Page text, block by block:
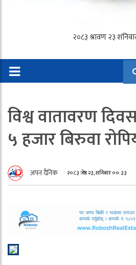
विश्व वातावरण
५ हजार बिरुवा
अपन दैनिक २०८३ जेष्ठ २३, शनिबार ००:३३